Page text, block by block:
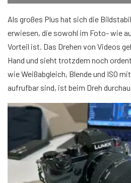
Als großes Plus hat sich die
erwiesen, die sowohl im Foto- wie
Vorteil ist. Das Drehen von Videos
Hand und sieht trotzdem noch
wie Weißabgleich, Blende und ISO
aufrufbar sind, ist beim Dreh